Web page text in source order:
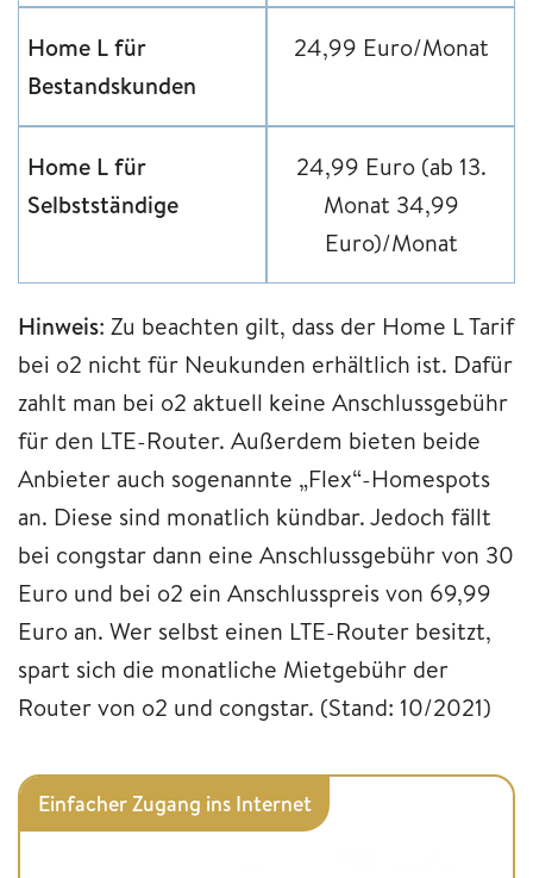
Home L für
Bestandskunden
24,99 Euro/Monat
Home L für
Selbstständige
24,99 Euro (ab 13.
Monat 34,99
Euro)/Monat
Hinweis: Zu beachten gilt, dass der Home L Tarif
bei o2 nicht für Neukunden erhältlich ist. Dafür
zahlt man bei o2 aktuell keine Anschlussgebühr
für den LTE-Router. Außerdem bieten beide
Anbieter auch sogenannte „Flex“-Homespots
an. Diese sind monatlich kündbar. Jedoch fällt
bei congstar dann eine Anschlussgebühr von 30
Euro und bei o2 ein Anschlusspreis von 69,99
Euro an. Wer selbst einen LTE-Router besitzt,
spart sich die monatliche Mietgebühr der
Router von o2 und congstar. (Stand: 10/2021)
Einfacher Zugang ins Internet